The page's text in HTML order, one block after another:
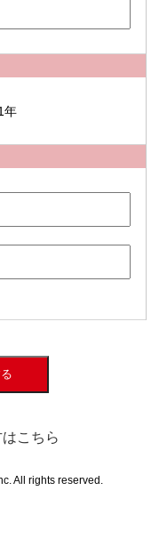
年
こちら
All rights reserved.